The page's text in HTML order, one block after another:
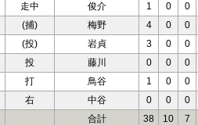
走中
俊介 1 0 0
(捕) 梅野 4 0 0
(投) 岩貞 3 0 0
投
藤川 0 0 0
打
鳥谷 1 0 0
右
中谷 0 0 0
合計
38 10 7